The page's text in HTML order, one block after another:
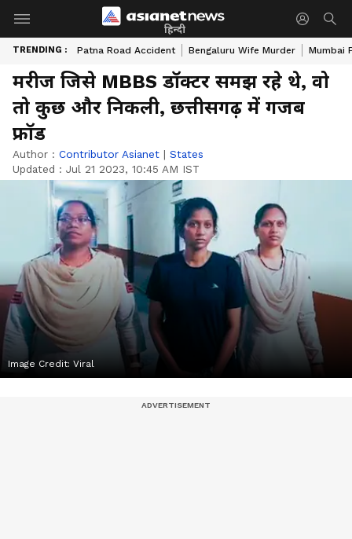
हिन्दी
TRENDING : Patna Road Accident Bengaluru Wife Murder Mumbai
मरीज जिसे MBBS डॉक्टर समझ रहे थे, वो
तो कुछ और निकली, छत्तीसगढ़ में गजब
फ्रॉड
Author : Contributor Asianet | States
Updated : Jul 21 2023, 10:45 AM IST
Image Credit: Viral